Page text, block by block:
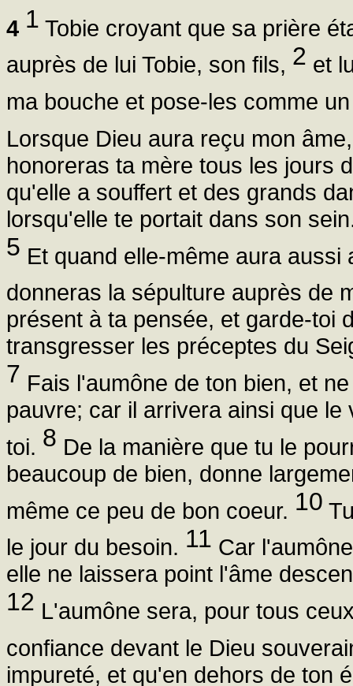
4 1 Tobie croyant que sa prière
auprès de lui Tobie, son fils, 2 et
ma bouche et pose-les comme
Lorsque Dieu aura reçu mon
honoreras ta mère tous les jours
qu'elle a souffert et des grands
lorsqu'elle te portait dans son
5 Et quand elle-même aura
donneras la sépulture auprès de
présent à ta pensée, et garde-toi
transgresser les préceptes du
7 Fais l'aumône de ton bien, et
pauvre; car il arrivera ainsi que
toi. 8 De la manière que tu le
beaucoup de bien, donne
même ce peu de bon coeur. 10
le jour du besoin. 11 Car
elle ne laissera point l'âme
12 L'aumône sera, pour tous
confiance devant le Dieu
impureté, et qu'en dehors de ton